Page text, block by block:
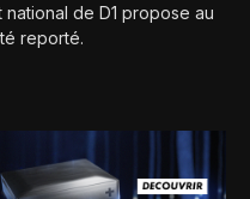
de D1 propose au
reporté.